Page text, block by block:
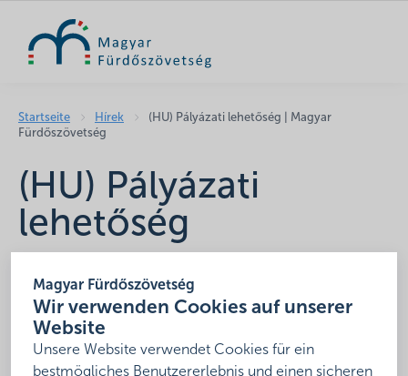
Magyar Fürdőszövetség
Wir verwenden Cookies auf unserer
Website
Unsere Website verwendet Cookies für ein
bestmögliches Benutzererlebnis und einen sicheren
Startseite Hírek
(HU) Pályázati lehetőség | Magyar
Fürdőszövetség
(HU) Pályázati
lehetőség
Leider ist der Eintrag nur auf
Teilen